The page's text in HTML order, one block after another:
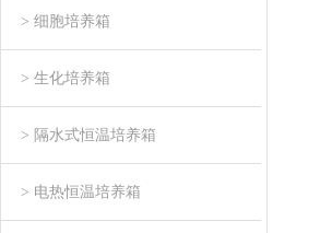
> 细胞培养箱
> 生化培养箱
> 隔水式恒温培养箱
> 电热恒温培养箱